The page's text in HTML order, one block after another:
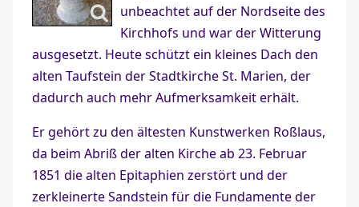
unbeachtet auf der Nordseite des
Kirchhofs und war der Witterung
ausgesetzt. Heute schützt ein kleines Dach den
alten Taufstein der Stadtkirche St. Marien, der
dadurch auch mehr Aufmerksamkeit erhält.
Er gehört zu den ältesten Kunstwerken Roßlaus,
da beim Abriß der alten Kirche ab 23. Februar
1851 die alten Epitaphien zerstört und der
zerkleinerte Sandstein für die Fundamente der